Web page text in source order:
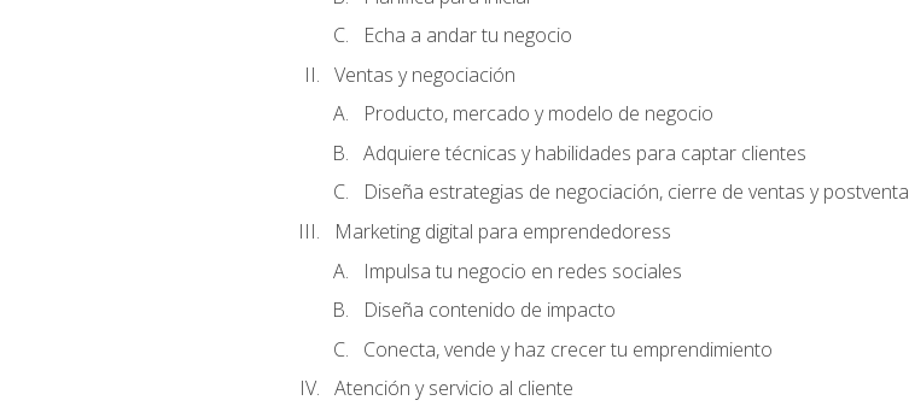
Echa a andar tu negocio
Ventas y negociación
Producto, mercado y modelo de negocio
Adquiere técnicas y habilidades para captar clientes
Diseña estrategias de negociación, cierre de ventas y postventa
Marketing digital para emprendedoress
Impulsa tu negocio en redes sociales
Diseña contenido de impacto
Conecta, vende y haz crecer tu emprendimiento
Atención y servicio al cliente